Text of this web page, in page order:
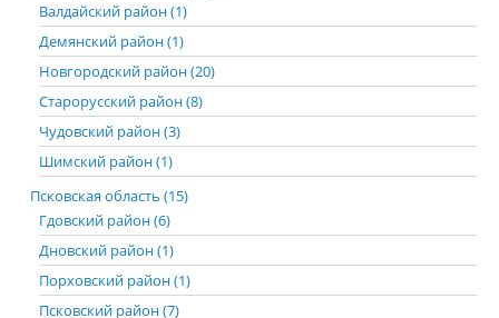
Валдайский район (1)
Демянский район (1)
Новгородский район (20)
Старорусский район (8)
Чудовский район (3)
Шимский район (1)
Псковская область (15)
Гдовский район (6)
Дновский район (1)
Порховский район (1)
Псковский район (7)